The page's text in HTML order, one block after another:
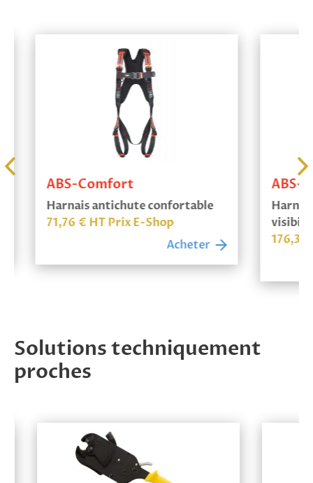
ABS-Comfort
Harnais antichute confortable
71,76€ HT Prix E-Shop
Acheter
ABS-
visibilité
176,30
Solutions techniquement
proches